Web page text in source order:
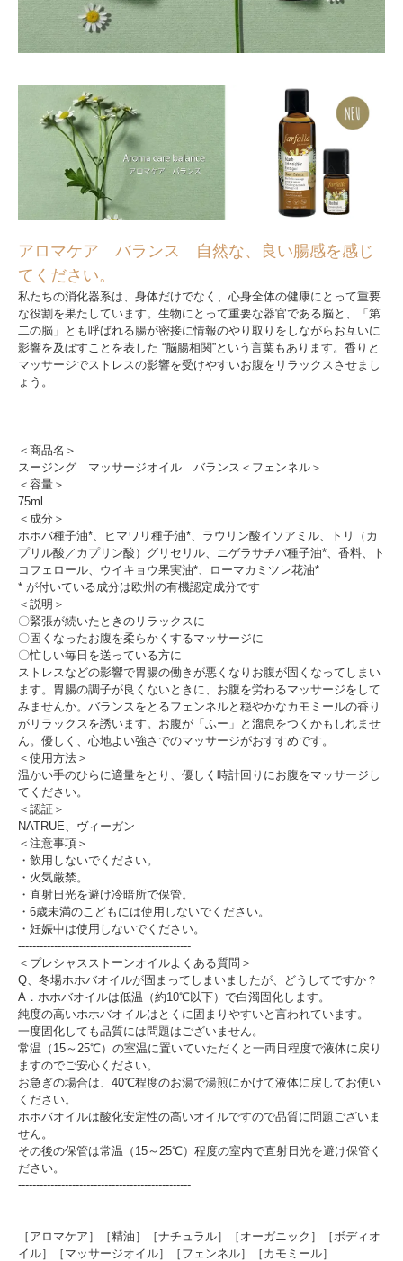
アロマケア バランス 自然な、良い腸感を感じ
てください。
私たちの消化器系は、身体だけでなく、心身全体の健康にとって重要
な役割を果たしています。生物にとって重要な器官である脳と、「第
二の脳」とも呼ばれる腸が密接に情報のやり取りをしながらお互いに
影響を及ぼすことを表した “脳腸相関”という言葉もあります。香りと
マッサージでストレスの影響を受けやすいお腹をリラックスさせまし
ょう。
＜商品名＞
スージング マッサージオイル バランス＜フェンネル＞
＜容量＞
75ml
＜成分＞
ホホバ種子油*、ヒマワリ種子油*、ラウリン酸イソアミル、トリ（カ
プリル酸／カプリン酸）グリセリル、ニゲラサチバ種子油*、香料、ト
コフェロール、ウイキョウ果実油*、ローマカミツレ花油*
* が付いている成分は欧州の有機認定成分です
＜説明＞
〇緊張が続いたときのリラックスに
〇固くなったお腹を柔らかくするマッサージに
〇忙しい毎日を送っている方に
ストレスなどの影響で胃腸の働きが悪くなりお腹が固くなってしまい
ます。胃腸の調子が良くないときに、お腹を労わるマッサージをして
みませんか。バランスをとるフェンネルと穏やかなカモミールの香り
がリラックスを誘います。お腹が「ふー」と溜息をつくかもしれませ
ん。優しく、心地よい強さでのマッサージがおすすめです。
＜使用方法＞
温かい手のひらに適量をとり、優しく時計回りにお腹をマッサージし
てください。
＜認証＞
NATRUE、ヴィーガン
＜注意事項＞
・飲用しないでください。
・火気厳禁。
・直射日光を避け冷暗所で保管。
・6歳未満のこどもには使用しないでください。
・妊娠中は使用しないでください。
------------------------------------------------
＜プレシャスストーンオイルよくある質問＞
Q、冬場ホホバオイルが固まってしまいましたが、どうしてですか？
A．ホホバオイルは低温（約10℃以下）で白濁固化します。
純度の高いホホバオイルはとくに固まりやすいと言われています。
一度固化しても品質には問題はございません。
常温（15～25℃）の室温に置いていただくと一両日程度で液体に戻り
ますのでご安心ください。
お急ぎの場合は、40℃程度のお湯で湯煎にかけて液体に戻してお使い
ください。
ホホバオイルは酸化安定性の高いオイルですので品質に問題ございま
せん。
その後の保管は常温（15～25℃）程度の室内で直射日光を避け保管く
ださい。
------------------------------------------------
［アロマケア］［精油］［ナチュラル］［オーガニック］［ボディオ
イル］［マッサージオイル］［フェンネル］［カモミール］